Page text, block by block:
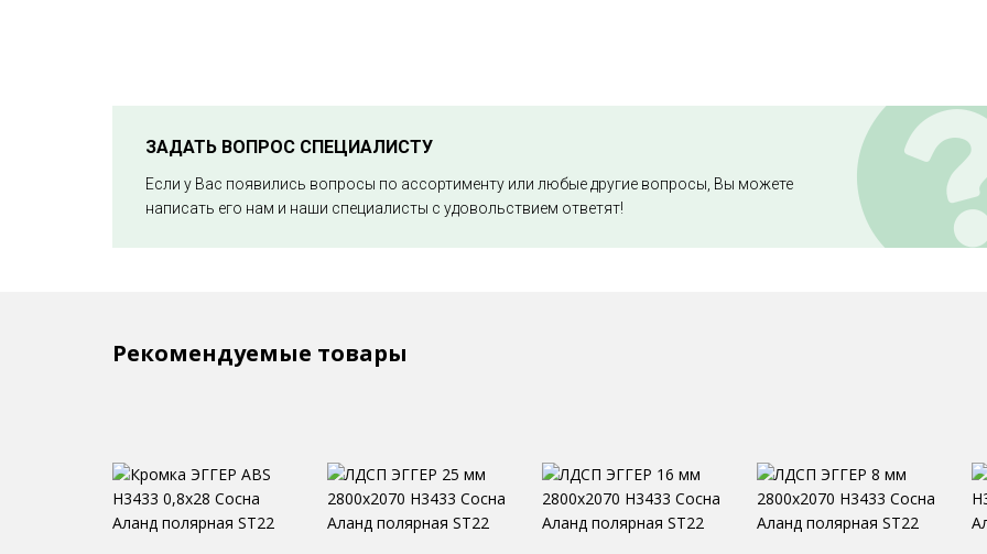
ЗАДАТЬ ВОПРОС СПЕЦИАЛИСТУ
Если у Вас появились вопросы по ассортименту или любые другие вопросы, Вы можете
написать его нам и наши специалисты с удовольствием ответят!
Рекомендуемые товары